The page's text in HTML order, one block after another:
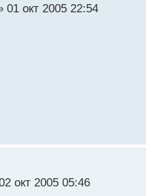
01 окт 2005 22:54
окт 2005 05:46